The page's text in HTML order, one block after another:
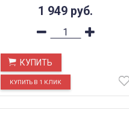
1 949 руб.
КУПИТЬ